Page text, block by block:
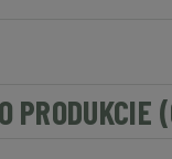
PRODUKCIE